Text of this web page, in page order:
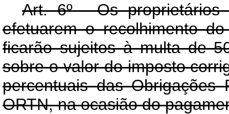
Art. 6º - Os proprietários
efetuarem o recolhimento
ficarão sujeitos à multa de
sobre o valor do imposto
percentuais das Obrigações
ORTN, na ocasião do